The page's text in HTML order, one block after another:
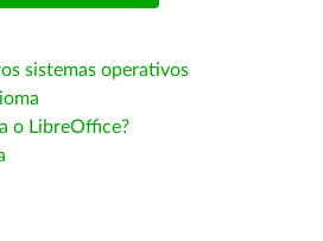
sistemas operativos
o LibreOffice?